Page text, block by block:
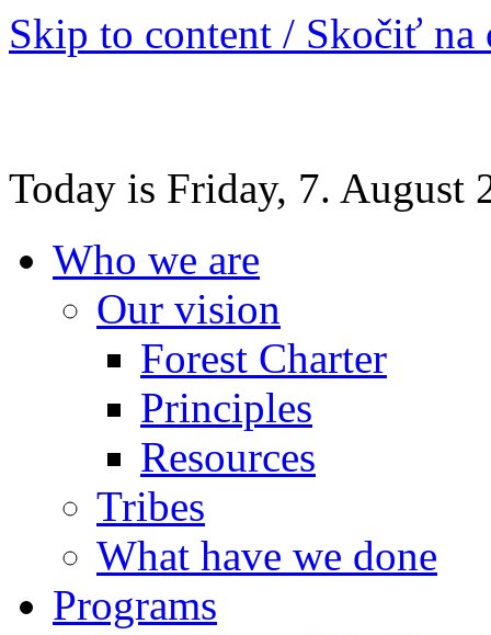
Skip to content / Skočiť na
Today is Friday, 7. August
Who we are
Our vision
Forest Charter
Principles
Resources
Tribes
What have we done
Programs